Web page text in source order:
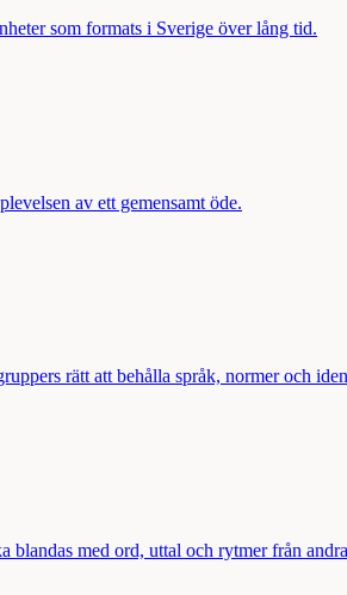
som formats i Sverige över lång tid.
av ett gemensamt öde.
rätt att behålla språk, normer och
blandas med ord, uttal och rytmer från